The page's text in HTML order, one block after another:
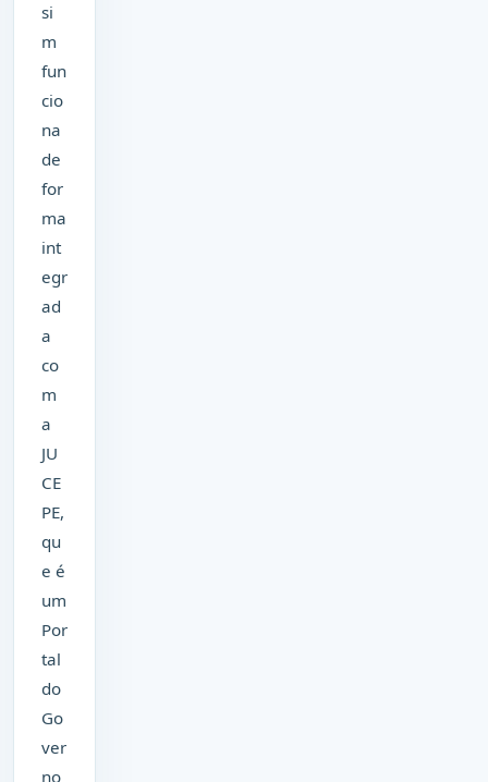
si
m
fun
cio
na
de
for
ma
int
egr
ad
a
co
m
a
JU
CE
PE,
qu
e é
um
Por
tal
do
Go
ver
no